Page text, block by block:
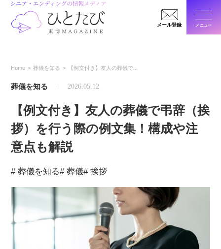
メール登録 メニュー
Home 葬儀を知る 【例文付き】友人の葬儀で...
葬儀を知る 2026.05.12
【例文付き】友人の葬儀で弔辞️（挨
拶）を行う際の例文集！構成や注
意点も解説
# 葬儀を知る# 葬儀# 挨拶